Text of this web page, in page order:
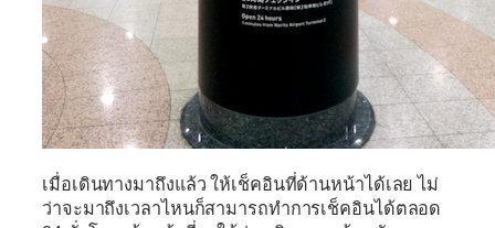
เมื่อเดินทางมาถึงแล้ว ให้เช็คอินที่ด้านหน้าได้เลย ไม่
ว่าจะมาถึงเวลาไหนก็สามารถทำการเช็คอินได้ตลอด